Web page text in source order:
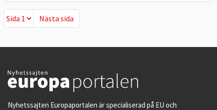
Nästa sida
Nästa sida
Nyhetssajten Europaportalen är specialiserad på EU och